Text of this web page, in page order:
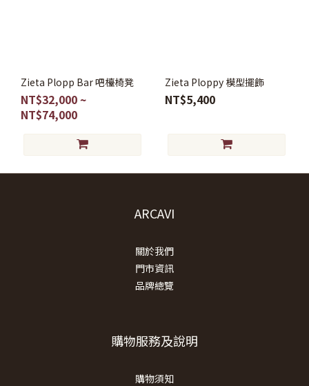
Zieta Plopp Bar 吧檯椅凳
NT$32,000 ~
NT$74,000
Zieta Ploppy 模型擺飾
NT$5,400
ARCAVI
關於我們
門市資訊
品牌總覽
購物服務及說明
購物須知